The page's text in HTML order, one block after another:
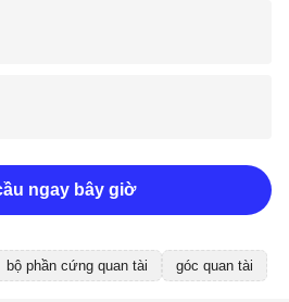
ngay bây giờ
bộ phần cứng quan tài góc quan tài